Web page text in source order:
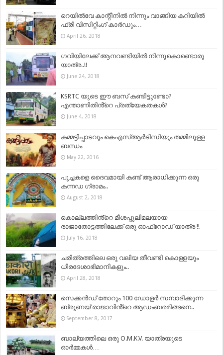
റെയില്‍വേ കാന്റീനില്‍ നിന്നും വാങ്ങിയ കറിയില്‍
ഫ്രീ വിസിറ്റിംഗ് കാര്‍ഡും…
April 26, 2018
ഗവിയിലേക്ക് ആനവണ്ടിയിൽ നിന്നുകൊണ്ടൊരു
യാത്ര..!!
June 24, 2018
KSRTC യുടെ ഈ ബസ് കണ്ടിട്ടുണ്ടോ?
എന്താണിതിൻ്റെ പ്രത്യേകതകൾ?
June 4, 2018
കമ്മട്ടിപ്പാടവും കെഎസ്ആര്‍ടിസിയും തമ്മിലുള്ള
ബന്ധം
May 22, 2016
പൂച്ചകളെ ദൈവമായി കണ്ട് ആരാധിക്കുന്ന ഒരു
കന്നഡ ഗ്രാമം..
August 2, 2018
കൊല്ലത്തിൻ്റെ മീശപ്പുലിമലയായ
രാജാതോട്ടത്തിലേക്ക് ഒരു ഓഫ്‌റോഡ് യാത്ര !!
July 16, 2018
ചരിത്രത്തിലെ ഒരു വലിയ തീവണ്ടി കൊള്ളയും
ധീരദേശാഭിമാനികളും..
April 28, 2018
സെക്കൻഡ് തോറും 100 ഡോളര്‍ സമ്പാദിക്കുന്ന
ബ്രൂണയ് രാജാവിൻ്റെ ആഡംബരമിങ്ങനെ..
September 8, 2017
ബാല്യത്തിലെ ഒരു O.M.K.V. യാത്രയുടെ
ഓര്‍മ്മകള്‍…